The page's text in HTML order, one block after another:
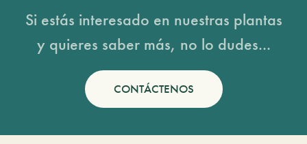
Si estás interesado en nuestras plantas
y quieres saber más, no lo dudes...
CONTÁCTENOS